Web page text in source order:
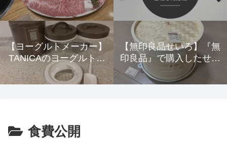
美味しいすき焼き』と露
天風呂付平屋離れで大満
足！ ～由布の彩 ＹＡ
ＤＯＹＡ おおはし～
【レビュー】
【ヨーグルトメーカー】
TANICAのヨーグルトメ
ーカー『KAMOSICO(カ
モシコ)』 を購入して6か
【無印良品せいろ】『無
印良品』で購入したせい
ろ紹介 ～使用、収納方
法、実際に使用した感想
食費公開